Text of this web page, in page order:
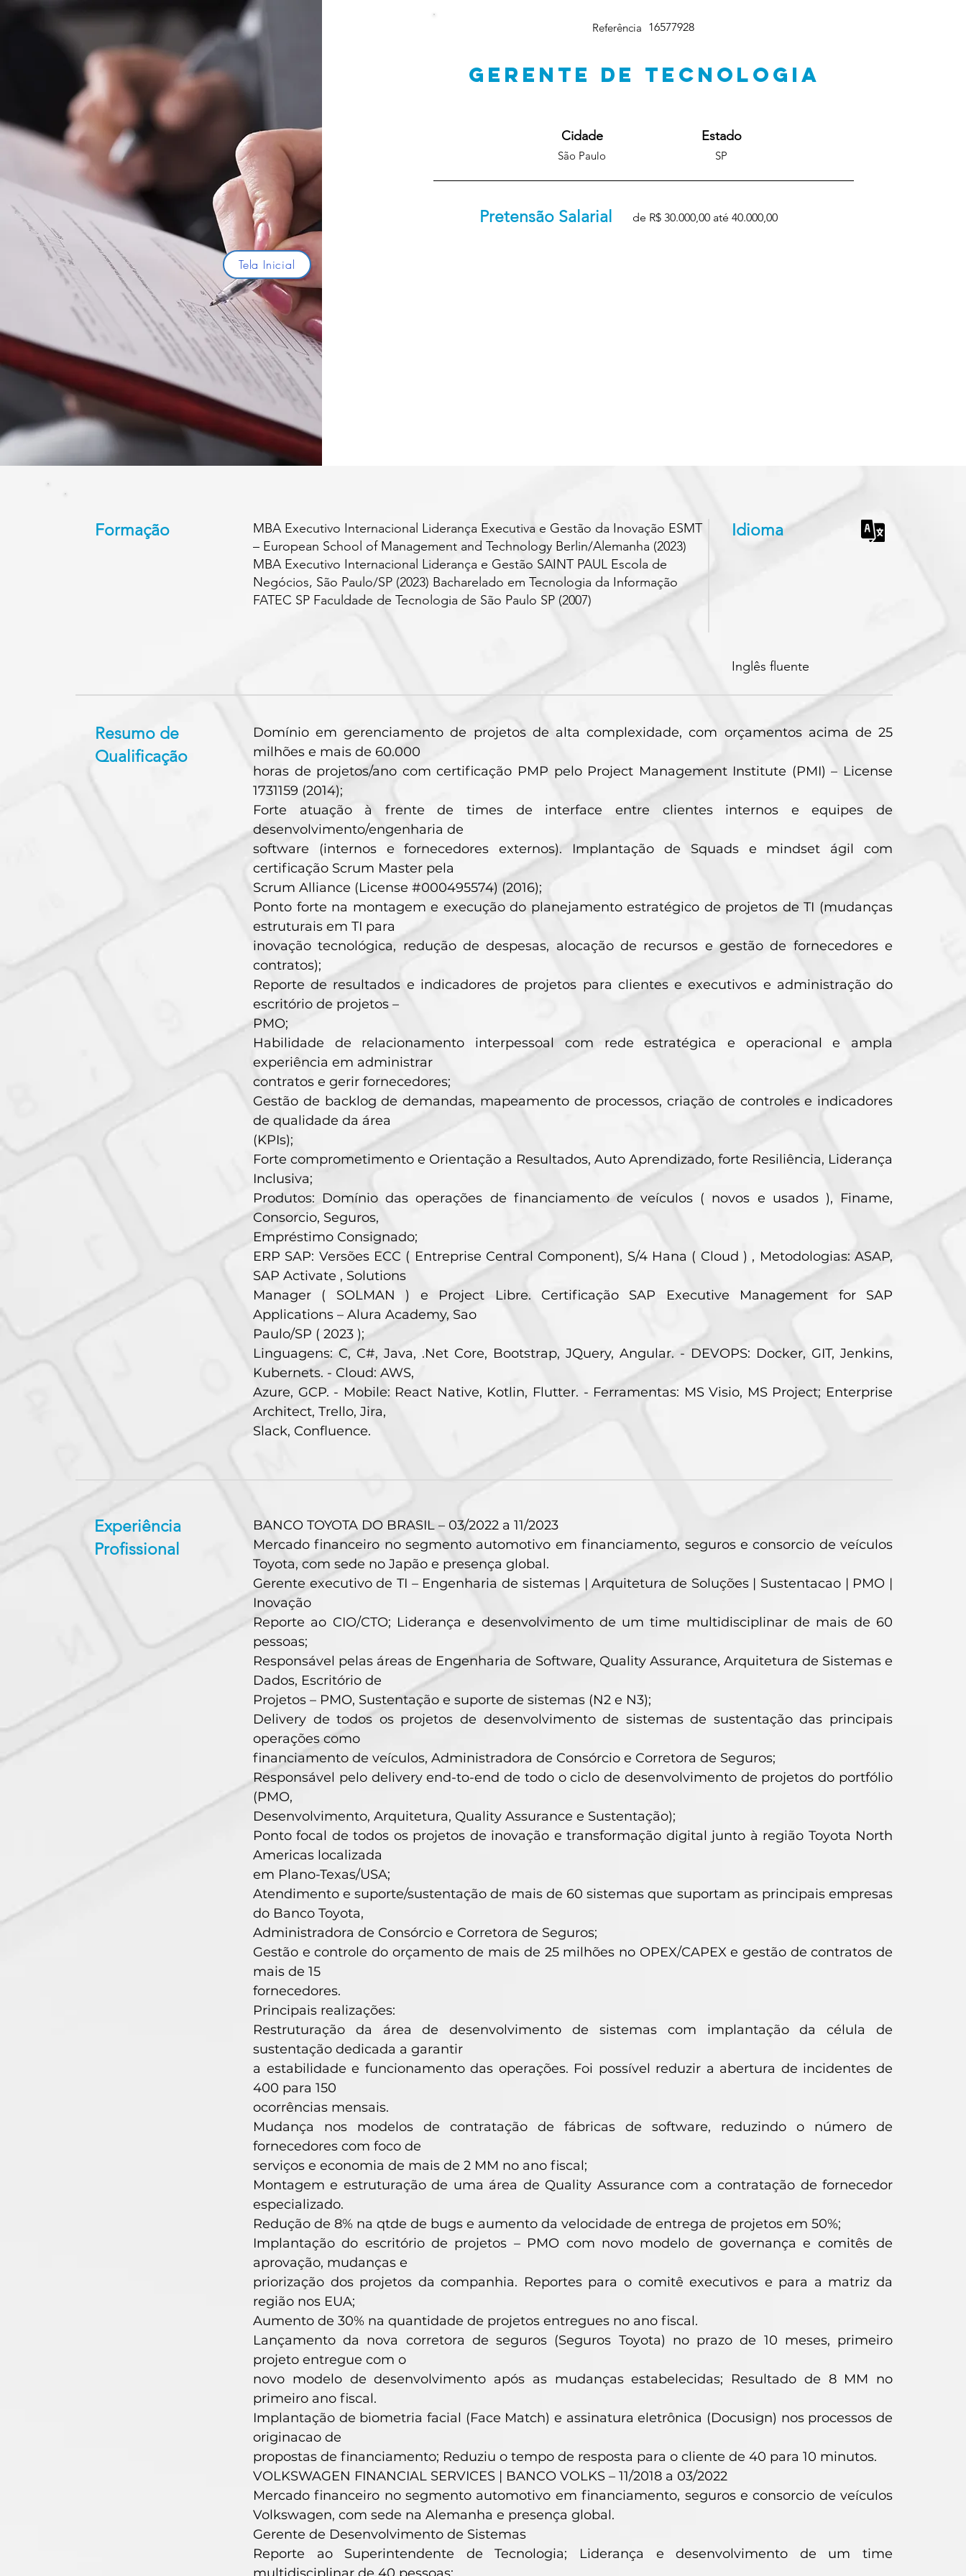
Tela Inicial
Referência 16577928
GERENTE DE TECNOLOGIA
São Paulo
Cidade Estado
SP
Pretensão Salarial de R$ 30.000,00 até 40.000,00
Formação
MBA Executivo Internacional Liderança Executiva e Gestão da Inovação ESMT
– European School of Management and Technology Berlin/Alemanha (2023)
MBA Executivo Internacional Liderança e Gestão SAINT PAUL Escola de
Negócios, São Paulo/SP (2023) Bacharelado em Tecnologia da Informação
FATEC SP Faculdade de Tecnologia de São Paulo SP (2007)
Idioma
Inglês fluente
Resumo de
Qualificação
Domínio em gerenciamento de projetos de alta complexidade, com orçamentos acima de 25
milhões e mais de 60.000
horas de projetos/ano com certificação PMP pelo Project Management Institute (PMI) – License
1731159 (2014);
Forte atuação à frente de times de interface entre clientes internos e equipes de
desenvolvimento/engenharia de
software (internos e fornecedores externos). Implantação de Squads e mindset ágil com
certificação Scrum Master pela
Scrum Alliance (License #000495574) (2016);
Ponto forte na montagem e execução do planejamento estratégico de projetos de TI (mudanças
estruturais em TI para
inovação tecnológica, redução de despesas, alocação de recursos e gestão de fornecedores e
contratos);
Reporte de resultados e indicadores de projetos para clientes e executivos e administração do
escritório de projetos –
PMO;
Habilidade de relacionamento interpessoal com rede estratégica e operacional e ampla
experiência em administrar
contratos e gerir fornecedores;
Gestão de backlog de demandas, mapeamento de processos, criação de controles e indicadores
de qualidade da área
(KPIs);
Forte comprometimento e Orientação a Resultados, Auto Aprendizado, forte Resiliência, Liderança
Inclusiva;
Produtos: Domínio das operações de financiamento de veículos ( novos e usados ), Finame,
Consorcio, Seguros,
Empréstimo Consignado;
ERP SAP: Versões ECC ( Entreprise Central Component), S/4 Hana ( Cloud ) , Metodologias: ASAP,
SAP Activate , Solutions
Manager ( SOLMAN ) e Project Libre. Certificação SAP Executive Management for SAP
Applications – Alura Academy, Sao
Paulo/SP ( 2023 );
Linguagens: C, C#, Java, .Net Core, Bootstrap, JQuery, Angular. - DEVOPS: Docker, GIT, Jenkins,
Kubernets. - Cloud: AWS,
Azure, GCP. - Mobile: React Native, Kotlin, Flutter. - Ferramentas: MS Visio, MS Project; Enterprise
Architect, Trello, Jira,
Slack, Confluence.
Experiência
Profissional
BANCO TOYOTA DO BRASIL – 03/2022 a 11/2023
Mercado financeiro no segmento automotivo em financiamento, seguros e consorcio de veículos
Toyota, com sede no Japão e presença global.
Gerente executivo de TI – Engenharia de sistemas | Arquitetura de Soluções | Sustentacao | PMO |
Inovação
Reporte ao CIO/CTO; Liderança e desenvolvimento de um time multidisciplinar de mais de 60
pessoas;
Responsável pelas áreas de Engenharia de Software, Quality Assurance, Arquitetura de Sistemas e
Dados, Escritório de
Projetos – PMO, Sustentação e suporte de sistemas (N2 e N3);
Delivery de todos os projetos de desenvolvimento de sistemas de sustentação das principais
operações como
financiamento de veículos, Administradora de Consórcio e Corretora de Seguros;
Responsável pelo delivery end-to-end de todo o ciclo de desenvolvimento de projetos do portfólio
(PMO,
Desenvolvimento, Arquitetura, Quality Assurance e Sustentação);
Ponto focal de todos os projetos de inovação e transformação digital junto à região Toyota North
Americas localizada
em Plano-Texas/USA;
Atendimento e suporte/sustentação de mais de 60 sistemas que suportam as principais empresas
do Banco Toyota,
Administradora de Consórcio e Corretora de Seguros;
Gestão e controle do orçamento de mais de 25 milhões no OPEX/CAPEX e gestão de contratos de
mais de 15
fornecedores.
Principais realizações:
Restruturação da área de desenvolvimento de sistemas com implantação da célula de
sustentação dedicada a garantir
a estabilidade e funcionamento das operações. Foi possível reduzir a abertura de incidentes de
400 para 150
ocorrências mensais.
Mudança nos modelos de contratação de fábricas de software, reduzindo o número de
fornecedores com foco de
serviços e economia de mais de 2 MM no ano fiscal;
Montagem e estruturação de uma área de Quality Assurance com a contratação de fornecedor
especializado.
Redução de 8% na qtde de bugs e aumento da velocidade de entrega de projetos em 50%;
Implantação do escritório de projetos – PMO com novo modelo de governança e comitês de
aprovação, mudanças e
priorização dos projetos da companhia. Reportes para o comitê executivos e para a matriz da
região nos EUA;
Aumento de 30% na quantidade de projetos entregues no ano fiscal.
Lançamento da nova corretora de seguros (Seguros Toyota) no prazo de 10 meses, primeiro
projeto entregue com o
novo modelo de desenvolvimento após as mudanças estabelecidas; Resultado de 8 MM no
primeiro ano fiscal.
Implantação de biometria facial (Face Match) e assinatura eletrônica (Docusign) nos processos de
originacao de
propostas de financiamento; Reduziu o tempo de resposta para o cliente de 40 para 10 minutos.
VOLKSWAGEN FINANCIAL SERVICES | BANCO VOLKS – 11/2018 a 03/2022
Mercado financeiro no segmento automotivo em financiamento, seguros e consorcio de veículos
Volkswagen, com sede na Alemanha e presença global.
Gerente de Desenvolvimento de Sistemas
Reporte ao Superintendente de Tecnologia; Liderança e desenvolvimento de um time